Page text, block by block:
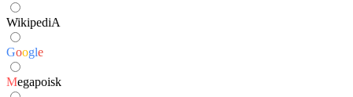
WikipediA
Google
Megapoisk